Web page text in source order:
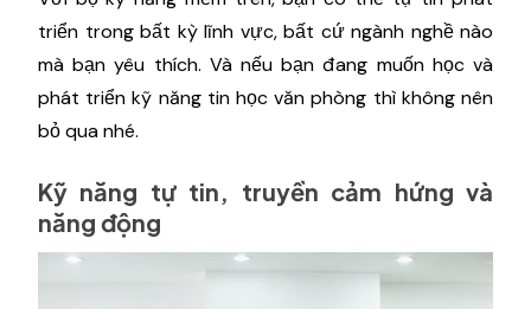
triển trong bất kỳ lĩnh vực, bất cứ ngành nghề nào
mà bạn yêu thích. Và nếu bạn đang muốn học và
phát triển kỹ năng tin học văn phòng thì không nên
bỏ qua nhé.
Kỹ năng tự tin, truyền cảm hứng và
năng động